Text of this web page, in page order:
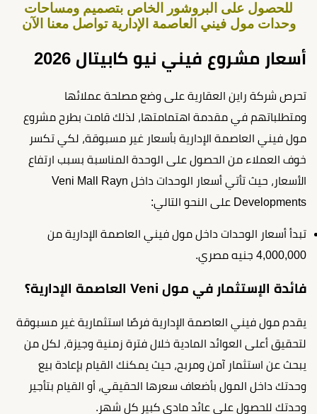
للحصول على البروشور الخاص بتصميم ومساحات
وحدات مول فيني العاصمة الإدارية تواصل معنا الآن
أسعار مشروع فيني نيو كابيتال 2026
تحرص شركة راين العقارية على وضع مصلحة عملائها
ومتطلباتهم في مقدمة اهتمامتها، لذلك قامت بطرح مشروع
مول فيني العاصمة الإدارية بأسعار غير مسبوقة، لكي تكسر
خوف العملاء من الحصول على الوحدة المناسبة بسبب ارتفاع
الأسعار، حيث تأتي أسعار الوحدات داخل Veni Mall Rayn
Developments على النحو التالي:
تبدأ أسعار الوحدات داخل مول فيني العاصمة الإدارية من
4,000,000 جنيه مصري.
فائدة الإستثمار في مول Veni العاصمة الإدارية؟
يقدم مول فيني العاصمة الإدارية فرصًا استثمارية غير مسبوقة
لتحقيق أعلى العوائد المادية خلال فترة زمنية وجيزة، لكل من
يبحث عن استثمار آمن ومربح، حيث يمكنك القيام بإعادة بيع
وحدتك داخل المول بأضعاف سعرها الحقيقي، أو القيام بتأجير
وحدتك للحصول على عائد مادي كبير كل شهر.